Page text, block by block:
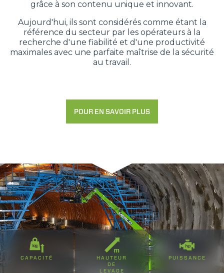
grâce à son contenu unique et innovant.
Aujourd'hui, ils sont considérés comme étant la
référence du secteur par les opérateurs à la
recherche d'une fiabilité et d'une productivité
maximales avec une parfaite maîtrise de la sécurité
au travail.
POUR EN SAVOIR PLUS
CAPACITÉ
HAUTEUR
DE
LEVAGE
PUISSANCE